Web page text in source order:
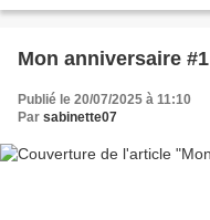
Mon anniversaire #1
Publié le 20/07/2025 à 11:10
Par sabinette07